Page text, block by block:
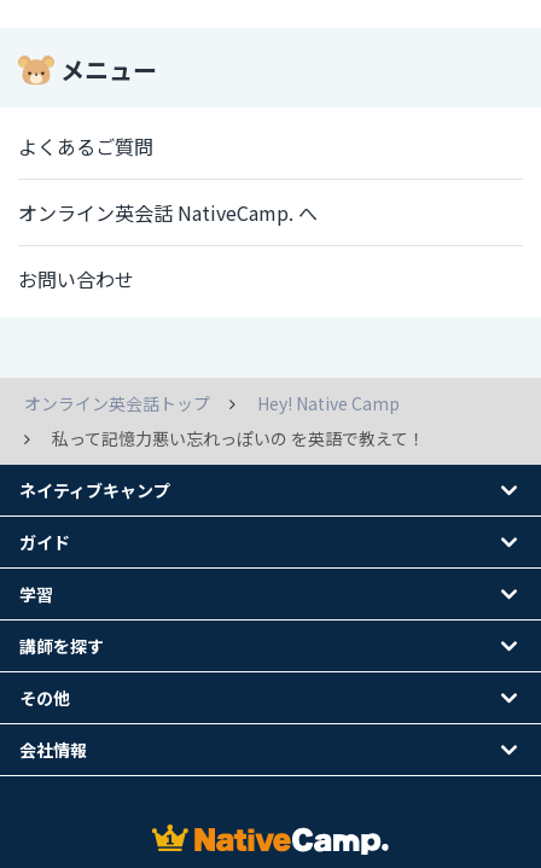
メニュー
よくあるご質問
オンライン英会話 NativeCamp. へ
お問い合わせ
オンライン英会話トップ
Hey! Native Camp
私って記憶力悪い忘れっぽいの を英語で教えて！
ネイティブキャンプ
ガイド
学習
講師を探す
その他
会社情報